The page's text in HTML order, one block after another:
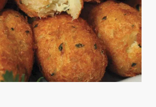
sobremesas de dar água
na boca? Nós temos
tudo o que você
precisa! Explore nosso
site e descubra técnicas